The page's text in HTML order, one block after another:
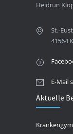
Heidrun
St.-
41564
E-Mail
Aktuelle